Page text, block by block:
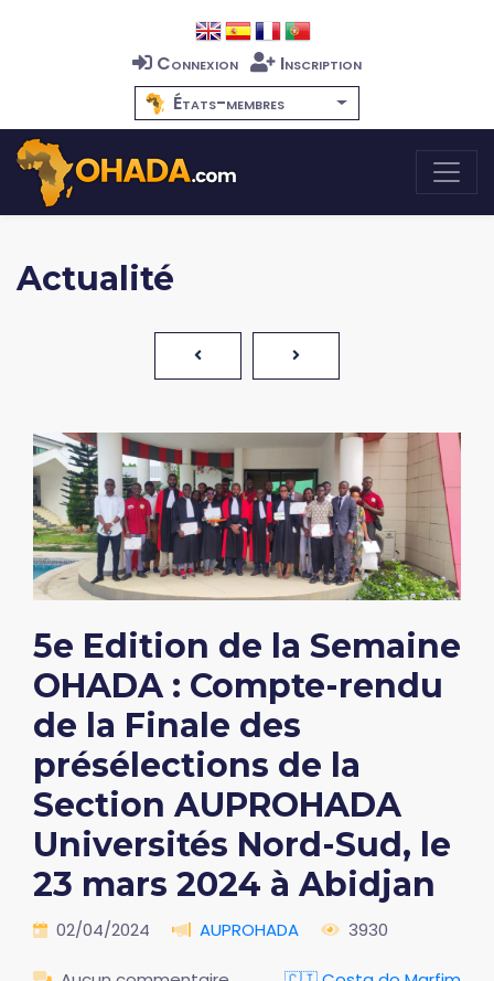
Connexion
Inscription
États-membres
Actualité
5e Edition de la Semaine
OHADA : Compte-rendu
de la Finale des
présélections de la
Section AUPROHADA
Universités Nord-Sud, le
23 mars 2024 à Abidjan
02/04/2024 AUPROHADA 3930